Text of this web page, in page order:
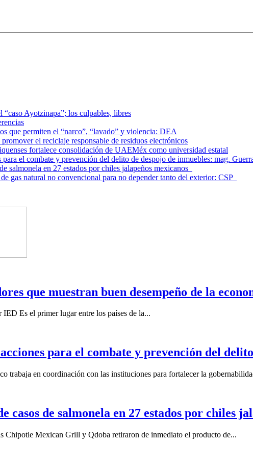
Ayotzinapa”; los culpables, libres
que permiten el “narco”, “lavado” y violencia: DEA
el reciclaje responsable de residuos electrónicos
fortalece consolidación de UAEMéx como universidad estatal
el combate y prevención del delito de despojo de inmuebles: mag.
salmonela en 27 estados por chiles jalapeños mexicanos
gas natural no convencional para no depender tanto del exterior: CSP
que muestran buen desempeño de la
Es el primer lugar entre los países de la...
para el combate y prevención del
trabaja en coordinación con las instituciones para fortalecer la
casos de salmonela en 27 estados por chiles
Chipotle Mexican Grill y Qdoba retiraron de inmediato el producto de...